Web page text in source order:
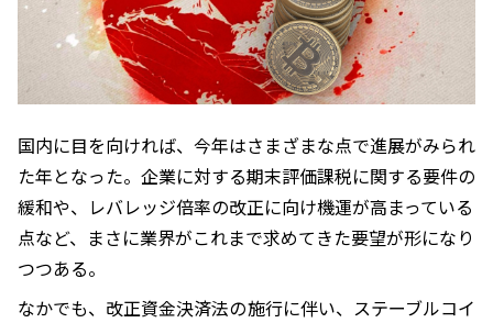
国内に目を向ければ、今年はさまざまな点で進展がみられ
た年となった。企業に対する期末評価課税に関する要件の
緩和や、レバレッジ倍率の改正に向け機運が高まっている
点など、まさに業界がこれまで求めてきた要望が形になり
つつある。
なかでも、改正資金決済法の施行に伴い、ステーブルコイ